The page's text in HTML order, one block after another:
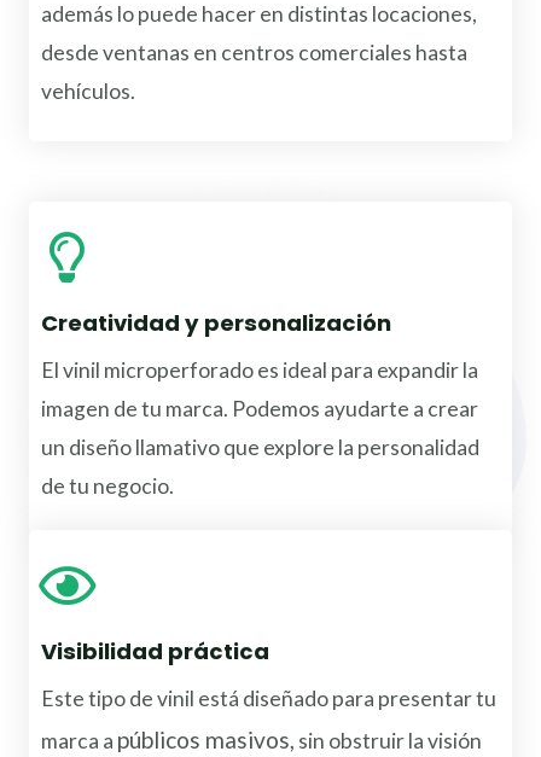
además lo puede hacer en distintas locaciones,
desde ventanas en centros comerciales hasta
vehículos.
Creatividad y personalización
El vinil microperforado es ideal para expandir la
imagen de tu marca. Podemos ayudarte a crear
un diseño llamativo que explore la personalidad
de tu negocio.
Visibilidad práctica
Este tipo de vinil está diseñado para presentar tu
marca a públicos masivos, sin obstruir la visión